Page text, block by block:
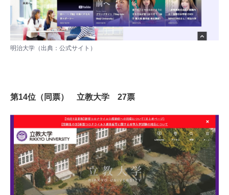
明治大学（出典： 公式サイト ）
第14位（同票） 立教大学 27票